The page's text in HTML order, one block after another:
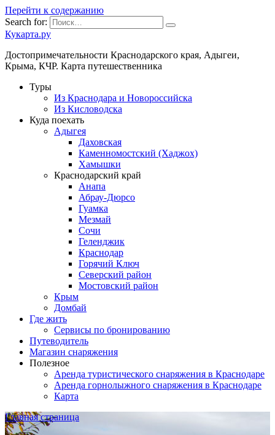
Перейти к содержанию
Search for:
Кукарта.ру
Достопримечательности Краснодарского края, Адыгеи,
Крыма, КЧР. Карта путешественника
Туры
Из Краснодара и Новороссийска
Из Кисловодска
Куда поехать
Адыгея
Даховская
Каменномостский (Хаджох)
Хамышки
Краснодарский край
Анапа
Абрау-Дюрсо
Гуамка
Мезмай
Сочи
Геленджик
Краснодар
Горячий Ключ
Северский район
Мостовский район
Крым
Домбай
Где жить
Сервисы по бронированию
Путеводитель
Магазин снаряжения
Полезное
Аренда туристического снаряжения в Краснодаре
Аренда горнолыжного снаряжения в Краснодаре
Карта
Главная страница